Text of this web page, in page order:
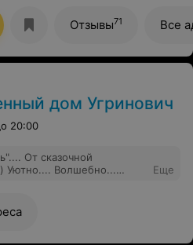
компании, чтоб в
гостеприимство.
неприветливой и
со стула( как
отказали в беседе (до
обсудить и
Создалось
в
Отзывы71 Все
дом Угринович
20:00
От сказочной
Уютно.... Волшебно...
Увезла самые
Еще